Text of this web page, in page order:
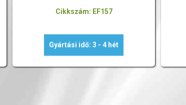
Cikkszám: EF157
Gyártási idő: 3 - 4 hét